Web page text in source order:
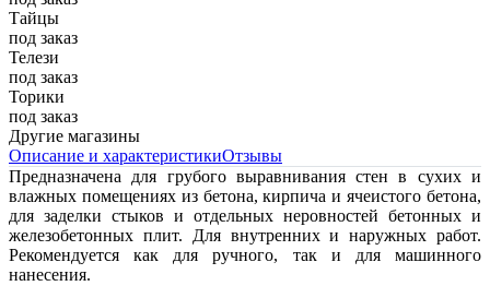
Тайцы
под заказ
Телези
под заказ
Торики
под заказ
Другие магазины
Описание и характеристикиОтзывы
Предназначена для грубого выравнивания стен в сухих и
влажных помещениях из бетона, кирпича и ячеистого бетона,
для заделки стыков и отдельных неровностей бетонных и
железобетонных плит. Для внутренних и наружных работ.
Рекомендуется как для ручного, так и для машинного
нанесения.